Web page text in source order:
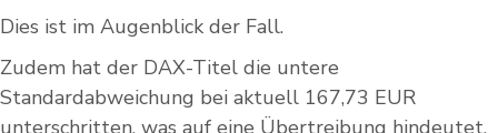
Dies ist im Augenblick der Fall.
Zudem hat der DAX-Titel die untere
Standardabweichung bei aktuell 167,73 EUR
unterschritten, was auf eine Übertreibung hindeutet.